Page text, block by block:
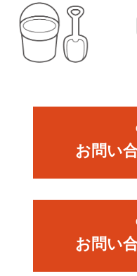
お問い
お問い